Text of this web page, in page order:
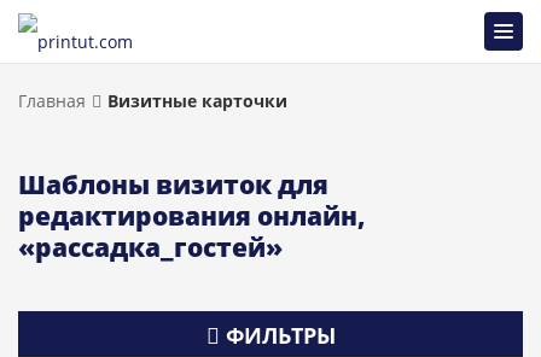
Главная Визитные карточки
Шаблоны визиток для
редактирования онлайн,
«рассадка_гостей»
ФИЛЬТРЫ